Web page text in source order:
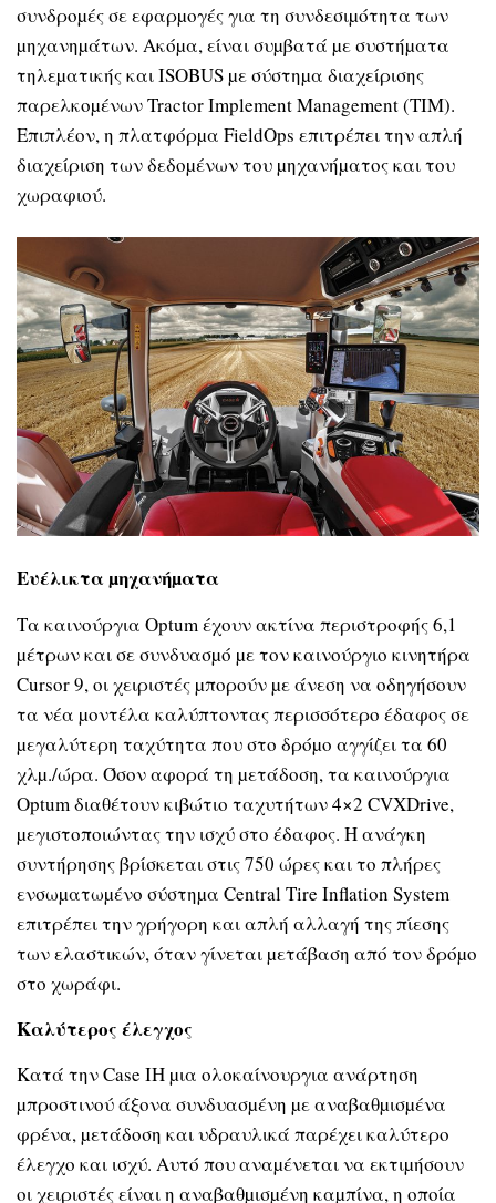
συνδροµές σε εφαρµογές για τη συνδεσιµότητα των
µηχανηµάτων. Ακόµα, είναι συµβατά µε συστήµατα
τηλεµατικής και ISOBUS µε σύστηµα διαχείρισης
παρελκοµένων Tractor Implement Management (TIM).
Επιπλέον, η πλατφόρµα FieldOps επιτρέπει την απλή
διαχείριση των δεδοµένων του µηχανήµατος και του
χωραφιού.
Ευέλικταµηχανήµατα
Τα καινούργια Optum έχουν ακτίνα περιστροφής 6,1
µέτρων και σε συνδυασµό µε τον καινούργιο κινητήρα
Cursor 9, οι χειριστές µπορούν µε άνεση να οδηγήσουν
τα νέα µοντέλα καλύπτοντας περισσότερο έδαφος σε
µεγαλύτερη ταχύτητα που στο δρόµο αγγίζει τα 60
χλµ./ώρα. Όσον αφορά τη µετάδοση, τα καινούργια
Optum διαθέτουν κιβώτιο ταχυτήτων 4×2 CVXDrive,
µεγιστοποιώντας την ισχύ στο έδαφος. Η ανάγκη
συντήρησης βρίσκεται στις 750 ώρες και το πλήρες
ενσωµατωµένο σύστηµα Central Τire Inflation System
επιτρέπει την γρήγορη και απλή αλλαγή της πίεσης
των ελαστικών, όταν γίνεται µετάβαση από τον δρόµο
στο χωράφι.
Καλύτερος έλεγχος
Κατά την Case IH µια ολοκαίνουργια ανάρτηση
µπροστινού άξονα συνδυασµένη µε αναβαθµισµένα
φρένα, µετάδοση και υδραυλικά παρέχει καλύτερο
έλεγχο και ισχύ. Αυτό που αναµένεται να εκτιµήσουν
οι χειριστές είναι η αναβαθµισµένη καµπίνα, η οποία